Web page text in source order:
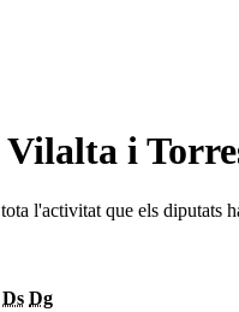
i
l'activitat que els diputats
Ds Dg